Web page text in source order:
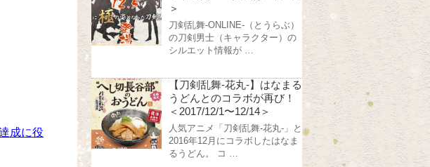
成に役
＞
刀剣乱舞-ONLINE-（とうらぶ）
の刀剣男士（キャラクター）の
シルエット情報が …
【刀剣乱舞-花丸-】はなまる
うどんとのコラボが再び！
＜2017/12/1〜12/14＞
人気アニメ「刀剣乱舞-花丸-」と
2016年12月にコラボしたはなま
るうどん。 コ …